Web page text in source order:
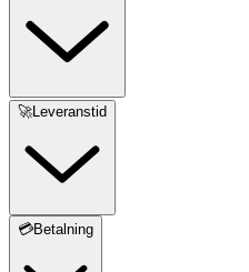
🚀Leveranstid
💳Betalning